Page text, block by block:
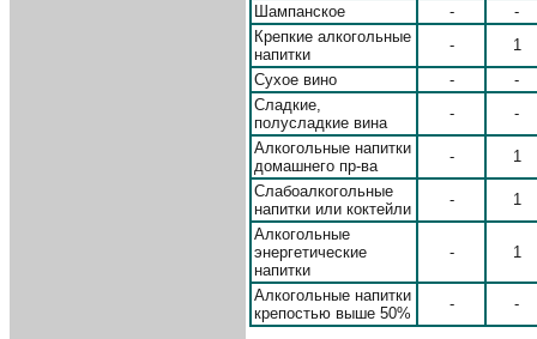
Шампанское
-
-
Крепкие алкогольные
напитки
-
1
Сухое вино
-
-
Сладкие,
полусладкие вина
-
-
Алкогольные напитки
домашнего пр-ва
-
1
Слабоалкогольные
напитки или коктейли
-
1
Алкогольные
энергетические
напитки
- 1
Алкогольные напитки
крепостью выше 50%
- -